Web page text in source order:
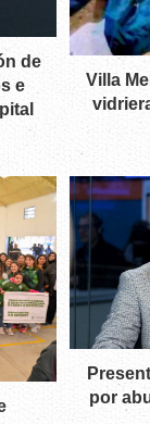
de
e
Villa
por